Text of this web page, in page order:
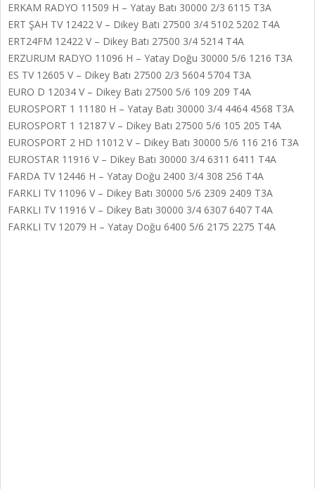
ERKAM RADYO 11509 H – Yatay Batı 30000 2/3 6115 T3A
ERT ŞAH TV 12422 V – Dikey Batı 27500 3/4 5102 5202 T4A
ERT24FM 12422 V – Dikey Batı 27500 3/4 5214 T4A
ERZURUM RADYO 11096 H – Yatay Doğu 30000 5/6 1216 T3A
ES TV 12605 V – Dikey Batı 27500 2/3 5604 5704 T3A
EURO D 12034 V – Dikey Batı 27500 5/6 109 209 T4A
EUROSPORT 1 11180 H – Yatay Batı 30000 3/4 4464 4568 T3A
EUROSPORT 1 12187 V – Dikey Batı 27500 5/6 105 205 T4A
EUROSPORT 2 HD 11012 V – Dikey Batı 30000 5/6 116 216 T3A
EUROSTAR 11916 V – Dikey Batı 30000 3/4 6311 6411 T4A
FARDA TV 12446 H – Yatay Doğu 2400 3/4 308 256 T4A
FARKLI TV 11096 V – Dikey Batı 30000 5/6 2309 2409 T3A
FARKLI TV 11916 V – Dikey Batı 30000 3/4 6307 6407 T4A
FARKLI TV 12079 H – Yatay Doğu 6400 5/6 2175 2275 T4A